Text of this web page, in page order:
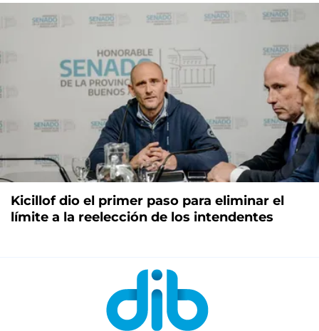
Kicillof dio el primer paso para eliminar el
límite a la reelección de los intendentes